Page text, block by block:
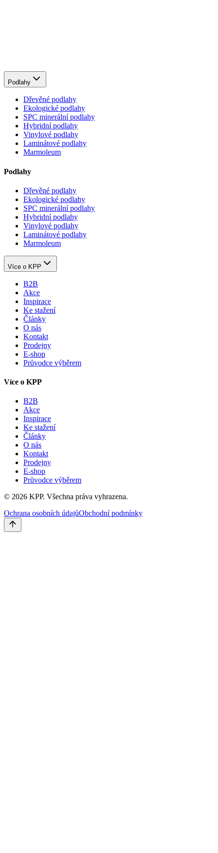
Podlahy
Dřevěné podlahy
Ekologické podlahy
SPC minerální podlahy
Hybridní podlahy
Vinylové podlahy
Laminátové podlahy
Marmoleum
Podlahy
Dřevěné podlahy
Ekologické podlahy
SPC minerální podlahy
Hybridní podlahy
Vinylové podlahy
Laminátové podlahy
Marmoleum
Více o KPP
B2B
Akce
Inspirace
Ke stažení
Články
O nás
Kontakt
Prodejny
E-shop
Průvodce výběrem
Více o KPP
B2B
Akce
Inspirace
Ke stažení
Články
O nás
Kontakt
Prodejny
E-shop
Průvodce výběrem
© 2026 KPP. Všechna práva vyhrazena.
Ochrana osobních údajůObchodní podmínky